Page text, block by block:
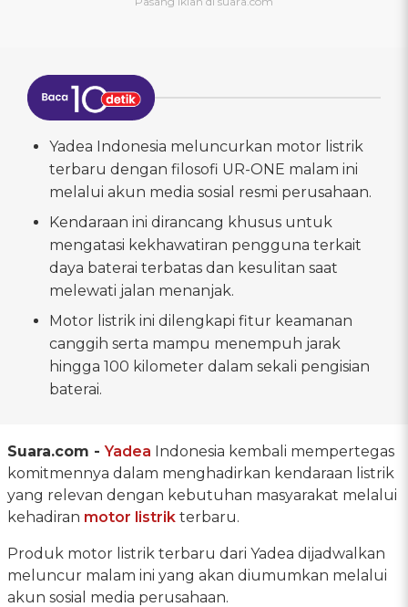
Yadea Indonesia meluncurkan motor listrik
terbaru dengan filosofi UR-ONE malam ini
melalui akun media sosial resmi perusahaan.
Kendaraan ini dirancang khusus untuk
mengatasi kekhawatiran pengguna terkait
daya baterai terbatas dan kesulitan saat
melewati jalan menanjak.
Motor listrik ini dilengkapi fitur keamanan
canggih serta mampu menempuh jarak
hingga 100 kilometer dalam sekali pengisian
baterai.
Suara.com -Yadea Indonesia kembali mempertegas
komitmennya dalam menghadirkan kendaraan listrik
yang relevan dengan kebutuhan masyarakat melalui
kehadiran motor listrik terbaru.
Produk motor listrik terbaru dari Yadea dijadwalkan
meluncur malam ini yang akan diumumkan melalui
akun sosial media perusahaan.